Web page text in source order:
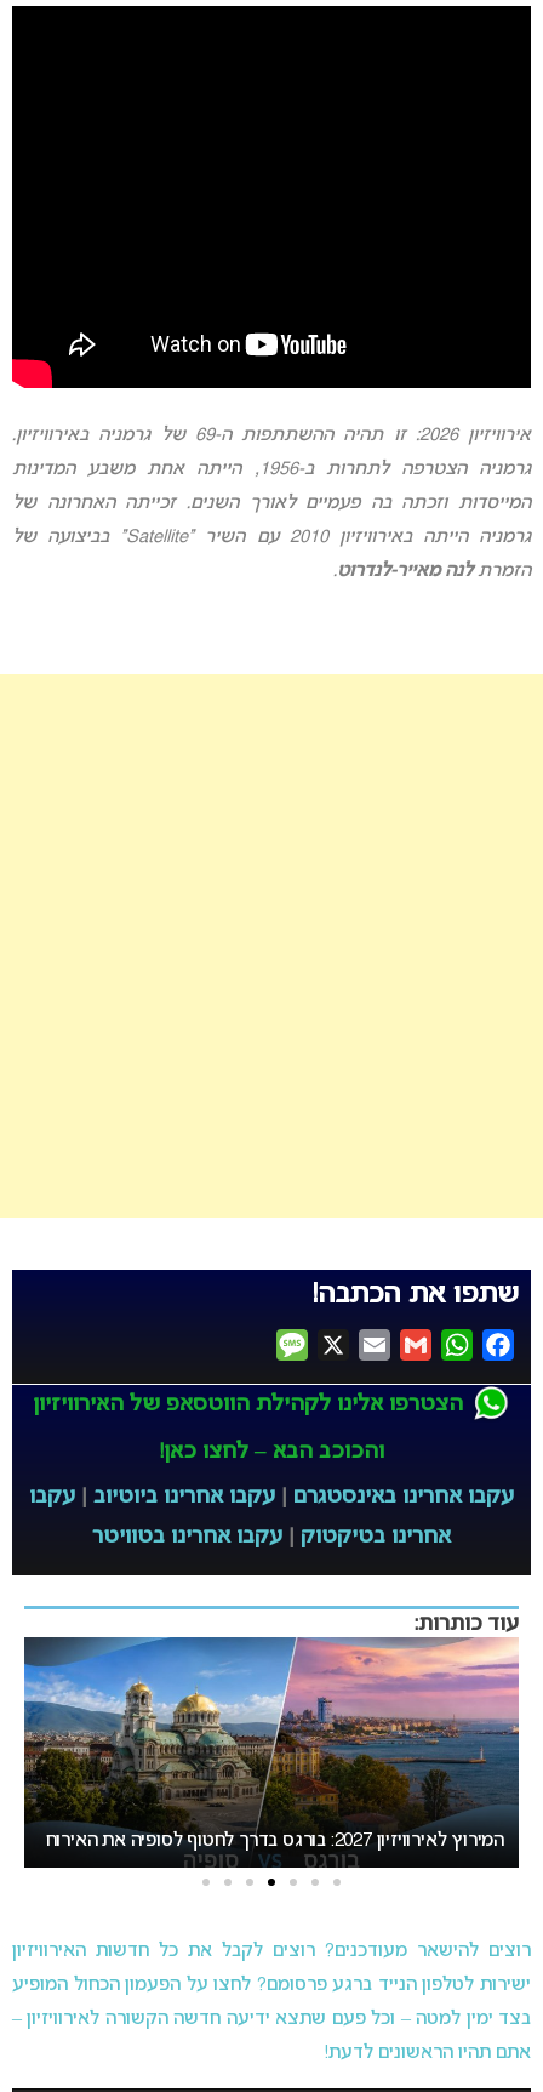
אירוויזיון 2026: זו תהיה ההשתתפות ה-69 של גרמניה באירוויזיון.
גרמניה הצטרפה לתחרות ב-1956, הייתה אחת משבע המדינות
המייסדות וזכתה בה פעמיים לאורך השנים. זכייתה האחרונה של
גרמניה הייתה באירוויזיון 2010 עם השיר “Satellite” בביצועה של
הזמרתלנה מאייר-לנדרוט.
שתפו את הכתבה!
Facebook
WhatsApp
Gmail
Email
Message
הצטרפו אלינו לקהילת הווטסאפ של האירוויזיון
והכוכב הבא – לחצו כאן!
עקבו אחרינו באינסטגרם| עקבו אחרינו ביוטיוב|
עקבו
אחרינו בטיקטוק| עקבו אחרינו בטוויטר
עוד כותרות:
אירוויזיון
בישראל
רוצים להישאר מעודכנים? רוצים לקבל את כל חדשות האירוויזיון
ישירות לטלפון הנייד ברגע פרסומם? לחצו על הפעמון הכחול המופיע
בצד ימין למטה – וכל פעם שתצא ידיעה חדשה הקשורה לאירוויזיון –
אתם תהיו הראשונים לדעת!